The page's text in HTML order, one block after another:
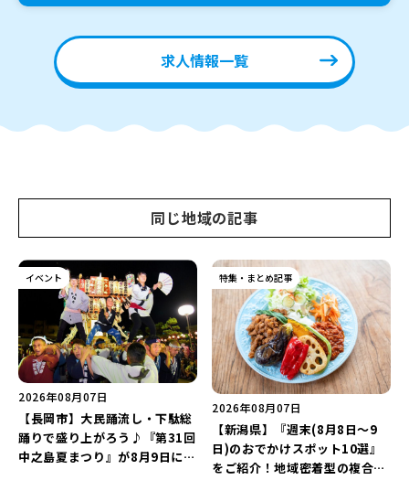
求人情報一覧
同じ地域の記事
イベント
2026年08月07日
【長岡市】大民踊流し・下駄総
踊りで盛り上がろう♪『第31回
中之島夏まつり』が8月9日に開
特集・まとめ記事
2026年08月07日
【新潟県】『週末(8月8日～9
日)のおでかけスポット10選』
をご紹介！地域密着型の複合施